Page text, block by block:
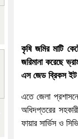
কৃষি জমির মাটি
জরিমানা করেছে
এস জেড ব্রিকস ইট
এতে জেলা
অধিদপ্তরের
ফায়ার সার্ভিস ও